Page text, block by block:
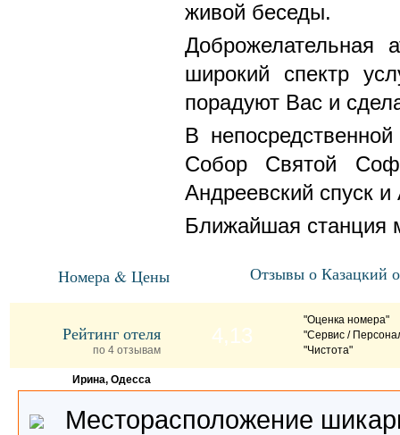
живой беседы.
Доброжелательная
широкий спектр
порадуют Вас и
В
Собор Святой
Андреевский спуск
Ближайшая станция
Номера & Цены Отзывы о Казацкий
Рейтинг отеля
по 4 отзывам
4,13
"Оценка номера"
"Сервис /
"Чистота"
Ирина, Одесса
Месторасположение